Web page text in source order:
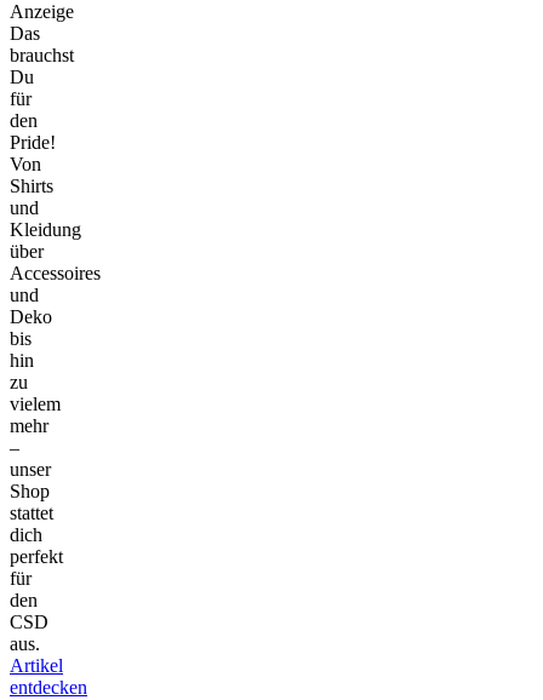
Anzeige
Das
brauchst
Du
für
den
Pride!
Von
Shirts
und
Kleidung
über
Accessoires
und
Deko
bis
hin
zu
vielem
mehr
–
unser
Shop
stattet
dich
perfekt
für
den
CSD
aus.
Artikel
entdecken